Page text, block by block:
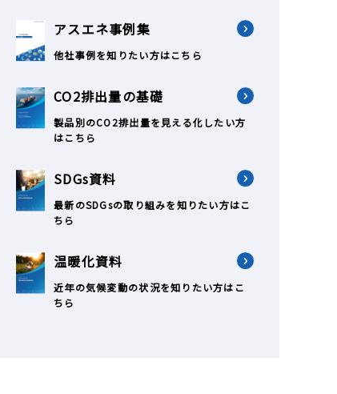
アスエネ事例集
他社事例を知りたい方はこちら
CO2排出量の基礎
製品別のCO2排出量を見える化したい方
はこちら
SDGs資料
最新のSDGsの取り組みを知りたい方はこ
ちら
温暖化資料
近年の気候変動の状況を知りたい方はこ
ちら